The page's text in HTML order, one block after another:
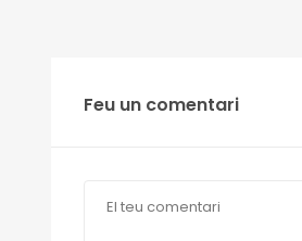
Feu un comentari